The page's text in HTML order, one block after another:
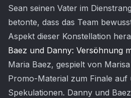
Sean seinen Vater im
betonte, dass das Team
Aspekt dieser Konstellation
Baez und Danny: Versöhnung
Maria Baez, gespielt von
Promo-Material zum Finale
Spekulationen. Danny und